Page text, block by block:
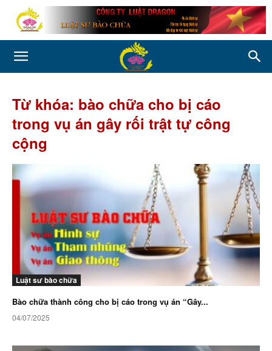
Từ khóa: bào chữa cho bị cáo
trong vụ án gây rối trật tự công
cộng
Luật sư bào chữa
Bào chữa thành công cho bị cáo trong vụ án “Gây...
04/07/2025